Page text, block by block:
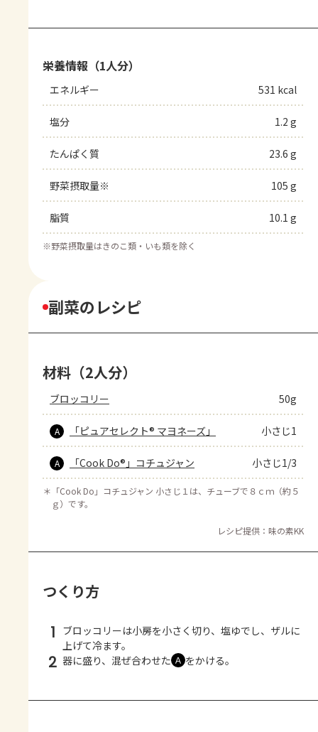
栄養情報（1人分）
エネルギー 531 kcal
塩分 1.2 g
たんぱく質 23.6 g
野菜摂取量※ 105 g
脂質 10.1 g
※野菜摂取量はきのこ類・いも類を除く
副菜のレシピ
材料（2人分）
ブロッコリー 50g
A 「ピュアセレクト® マヨネーズ」 小さじ1
A 「Cook Do®」コチュジャン 小さじ1/3
＊ 「Cook Do」コチュジャン 小さじ１は、チューブで８ｃｍ（約５
ｇ）です。
レシピ提供：味の素KK
つくり方
1 ブロッコリーは小房を小さく切り、塩ゆでし、ザルに
上げて冷ます。
2 器に盛り、混ぜ合わせた Ａ をかける。